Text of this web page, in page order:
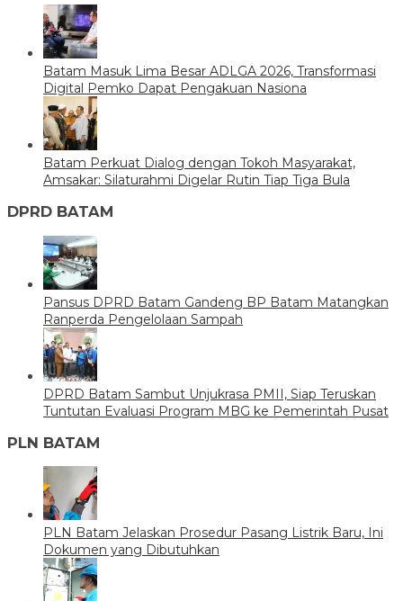
Batam Masuk Lima Besar ADLGA 2026, Transformasi
Digital Pemko Dapat Pengakuan Nasiona
Batam Perkuat Dialog dengan Tokoh Masyarakat,
Amsakar: Silaturahmi Digelar Rutin Tiap Tiga Bula
DPRD BATAM
Pansus DPRD Batam Gandeng BP Batam Matangkan
Ranperda Pengelolaan Sampah
DPRD Batam Sambut Unjukrasa PMII, Siap Teruskan
Tuntutan Evaluasi Program MBG ke Pemerintah Pusat
PLN BATAM
PLN Batam Jelaskan Prosedur Pasang Listrik Baru, Ini
Dokumen yang Dibutuhkan